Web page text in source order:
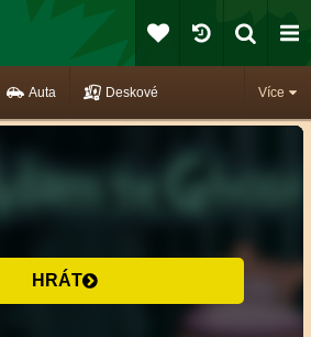
Více
Auta Deskové
HRÁT